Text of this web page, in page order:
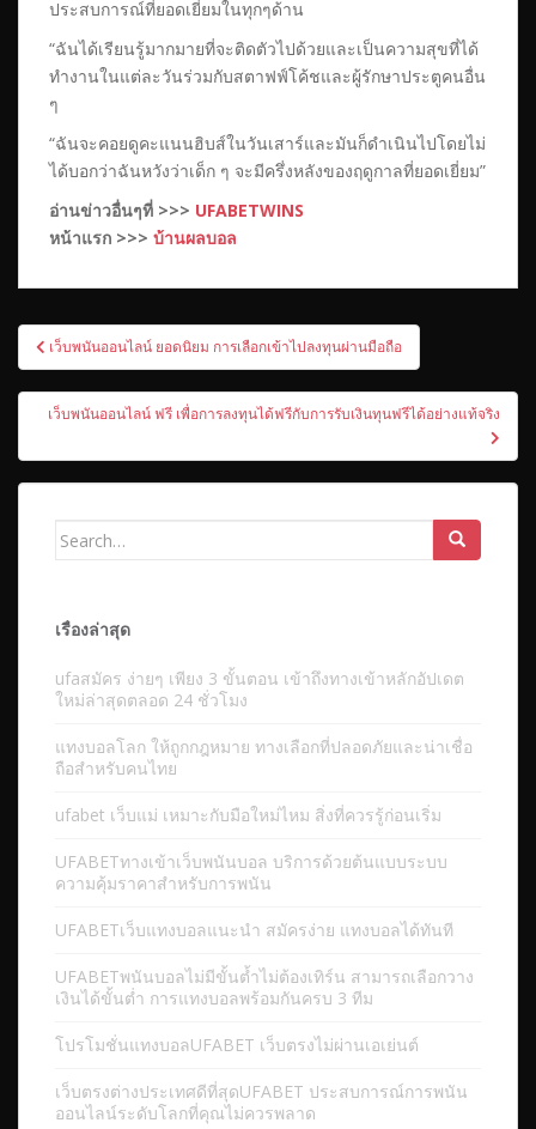
ประสบการณ์ที่ยอดเยี่ยมในทุกๆด้าน
“ฉันได้เรียนรู้มากมายที่จะติดตัวไปด้วยและเป็นความสุขที่ได้
ทำงานในแต่ละวันร่วมกับสตาฟฟ์โค้ชและผู้รักษาประตูคนอื่น
ๆ
“ฉันจะคอยดูคะแนนฮิบส์ในวันเสาร์และมันก็ดำเนินไปโดยไม่
ได้บอกว่าฉันหวังว่าเด็ก ๆ จะมีครึ่งหลังของฤดูกาลที่ยอดเยี่ยม”
อ่านข่าวอื่นๆที่ >>> UFABETWINS
หน้าแรก >>> บ้านผลบอล
เมนู
นำทาง
เรื่อง
เว็บพนันออนไลน์ ยอดนิยม การเลือกเข้าไปลงทุนผ่านมือถือ
เว็บพนันออนไลน์ ฟรี เพื่อการลงทุนได้ฟรีกับการรับเงินทุนฟรีได้อย่างแท้จริง
Search
เรื่องล่าสุด
ufaสมัคร ง่ายๆ เพียง 3 ขั้นตอน เข้าถึงทางเข้าหลักอัปเดต
ใหม่ล่าสุดตลอด 24 ชั่วโมง
แทงบอลโลก ให้ถูกกฎหมาย ทางเลือกที่ปลอดภัยและน่าเชื่อ
ถือสำหรับคนไทย
ufabet เว็บแม่ เหมาะกับมือใหม่ไหม สิ่งที่ควรรู้ก่อนเริ่ม
UFABETทางเข้าเว็บพนันบอล บริการด้วยต้นแบบระบบ
ความคุ้มราคาสำหรับการพนัน
UFABETเว็บแทงบอลแนะนำ สมัครง่าย แทงบอลได้ทันที
UFABETพนันบอลไม่มีขั้นต้ำไม่ต้องเทิร์น สามารถเลือกวาง
เงินได้ขั้นต่ำ การแทงบอลพร้อมกันครบ 3 ทีม
โปรโมชั่นแทงบอลUFABET เว็บตรงไม่ผ่านเอเย่นต์
เว็บตรงต่างประเทศดีที่สุดUFABET ประสบการณ์การพนัน
ออนไลน์ระดับโลกที่คุณไม่ควรพลาด